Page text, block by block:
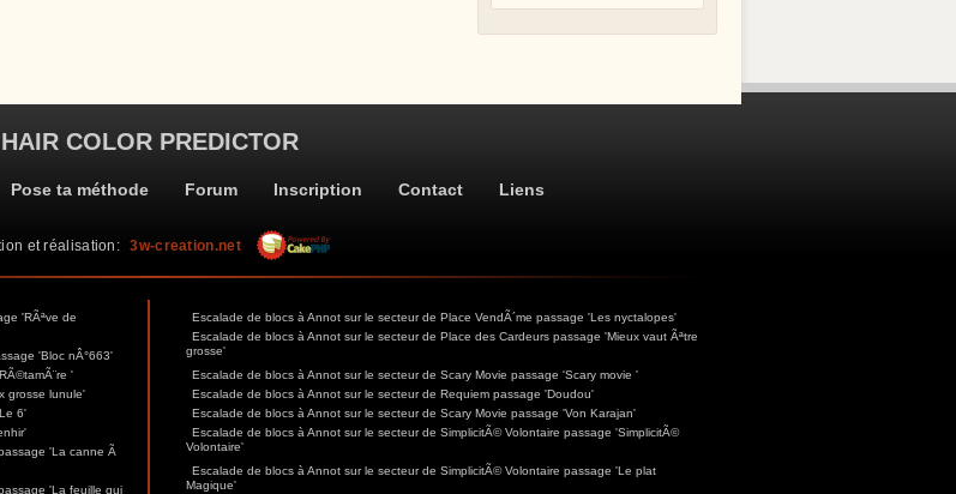
HAIR COLOR PREDICTOR
Pose ta méthode Forum Inscription Contact Liens
et réalisation: 3w-creation.net
'RÃªve de
'Bloc nÂ°663'
'
grosse lunule'
6'
'La canne Ã
'La feuille qui
Escalade de blocs à Annot sur le secteur de Place VendÃ´me passage 'Les nyctalopes'
Escalade de blocs à Annot sur le secteur de Place des Cardeurs passage 'Mieux vaut Ãªtre
grosse'
Escalade de blocs à Annot sur le secteur de Scary Movie passage 'Scary movie '
Escalade de blocs à Annot sur le secteur de Requiem passage 'Doudou'
Escalade de blocs à Annot sur le secteur de Scary Movie passage 'Von Karajan'
Escalade de blocs à Annot sur le secteur de SimplicitÃ© Volontaire passage 'SimplicitÃ©
Volontaire'
Escalade de blocs à Annot sur le secteur de SimplicitÃ© Volontaire passage 'Le plat
Magique'